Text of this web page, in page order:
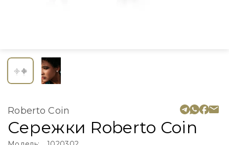
Roberto Coin
Сережки Roberto Coin